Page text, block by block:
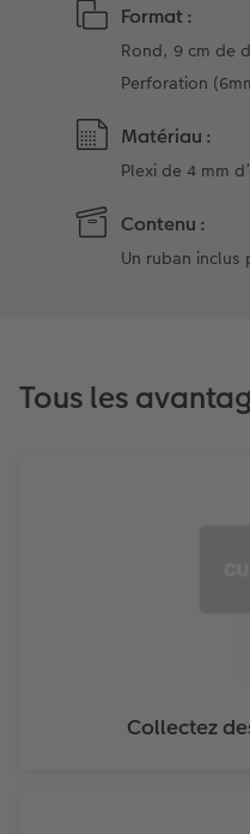
Format :
Rond, 9 cm de
Perforation
Matériau :
Plexi de 4 mm
Contenu :
Un ruban inclus
Tous les
Collectez